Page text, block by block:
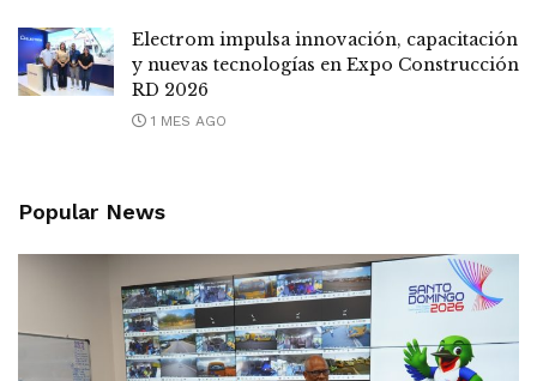
Electrom impulsa innovación, capacitación
y nuevas tecnologías en Expo Construcción
RD 2026
1 MES AGO
Popular News